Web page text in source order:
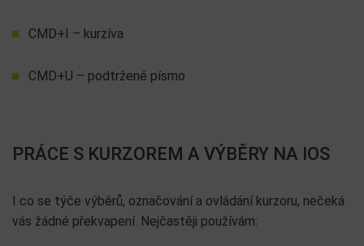
CMD+I – kurzíva
CMD+U – podtržené písmo
PRÁCE S KURZOREM A VÝBĚRY NA IOS
I co se týče výběrů, označování a ovládání kurzoru, nečeká
vás žádné překvapení. Nejčastěji používám: